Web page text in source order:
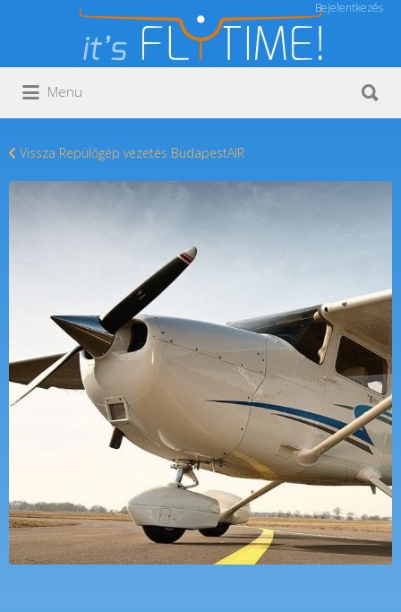
Bejelentkezés
Keresés:
Menu
Vissza Repülőgép vezetés BudapestAIR